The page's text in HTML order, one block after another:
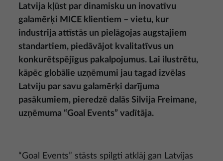
Latvija kļūst par dinamisku un inovatīvu
galamērķi MICE klientiem – vietu, kur
industrija attīstās un pielāgojas augstajiem
standartiem, piedāvājot kvalitatīvus un
konkurētspējīgus pakalpojumus. Lai ilustrētu,
kāpēc globālie uzņēmumi jau tagad izvēlas
Latviju par savu galamērķi darījuma
pasākumiem, pieredzē dalās Silvija Freimane,
uzņēmuma “Goal Events” vadītāja.
“Goal Events” stāsts spilgti atklāj gan Latvijas